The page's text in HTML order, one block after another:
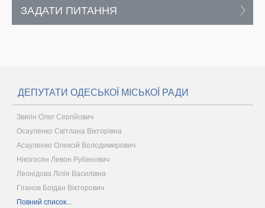
ЗАДАТИ ПИТАННЯ
ДЕПУТАТИ ОДЕСЬКОЇ МІСЬКОЇ РАДИ
Звягін Олег Сергійович
Осауленко Світлана Вікторівна
Асауленко Олексій Володимирович
Нікогосян Левон Рубенович
Леонідова Лілія Василівна
Гіганов Богдан Вікторович
Повний список...